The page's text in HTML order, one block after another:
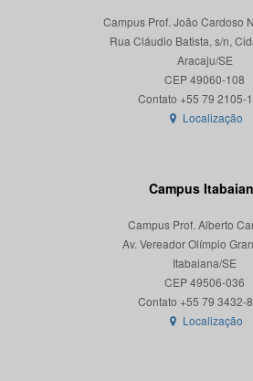
Campus Prof. João Cardoso
Rua Cláudio Batista, s/n,
Aracaju/SE
CEP 49060-108
Localização
Campus
Campus Prof. Alberto
Av. Vereador Olímpio
Itabaiana/SE
CEP 49506-036
Localização